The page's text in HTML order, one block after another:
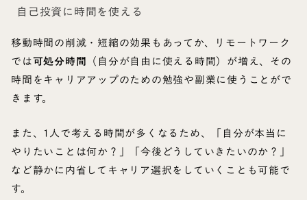
自己投資に時間を使える
移動時間の削減・短縮の効果もあってか、リモートワーク
では可処分時間 （自分が自由に使える時間）が増え、その
時間をキャリアアップのための勉強や副業に使うことがで
きます。
また、1人で考える時間が多くなるため、「自分が本当に
やりたいことは何か？」「今後どうしていきたいのか？」
など静かに内省してキャリア選択をしていくことも可能で
す。